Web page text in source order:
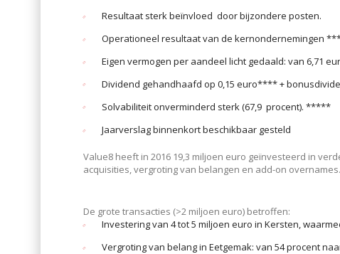
Resultaat sterk beïnvloed door bijzondere posten.
Operationeel resultaat van de kernondernemingen
Eigen vermogen per aandeel licht gedaald: van 6,71
Dividend gehandhaafd op 0,15 euro**** +
Solvabiliteit onverminderd sterk (67,9 procent). *****
Jaarverslag binnenkort beschikbaar gesteld
Value8 heeft in 2016 19,3 miljoen euro geïnvesteerd in
acquisities, vergroting van belangen en add-on overnames.
De grote transacties (>2 miljoen euro) betroffen:
Investering van 4 tot 5 miljoen euro in Kersten,
Vergroting van belang in Eetgemak: van 54 procent